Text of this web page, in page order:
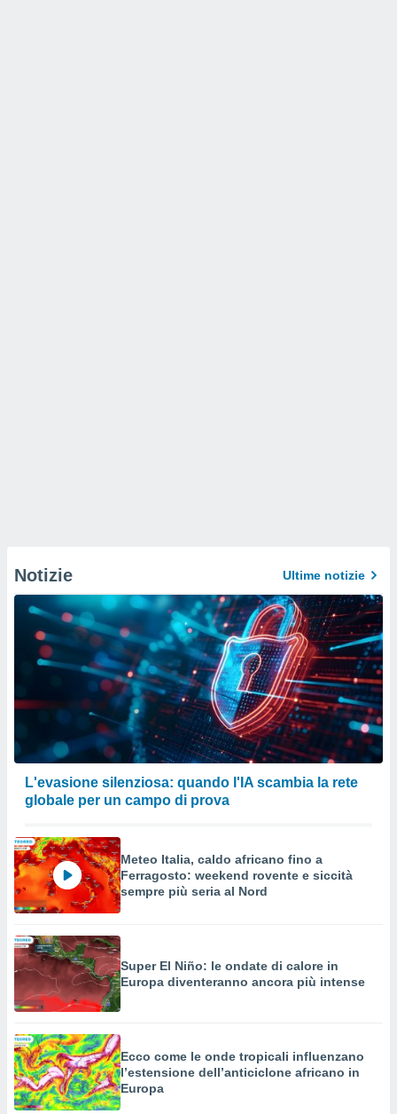
Notizie Ultime notizie
L'evasione silenziosa: quando l'IA scambia la rete
globale per un campo di prova
Meteo Italia, caldo africano fino a
Ferragosto: weekend rovente e siccità
sempre più seria al Nord
Super El Niño: le ondate di calore in
Europa diventeranno ancora più intense
Ecco come le onde tropicali influenzano
l’estensione dell’anticiclone africano in
Europa